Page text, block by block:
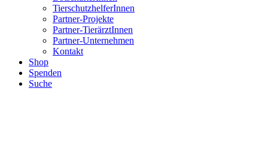
TierschutzhelferInnen
Partner-Projekte
Partner-TierärztInnen
Partner-Unternehmen
Kontakt
Shop
Spenden
Suche